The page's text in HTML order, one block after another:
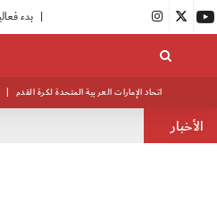
| اتحاد الإمارات العربية المتحدة لكرة القدم
الأخبار